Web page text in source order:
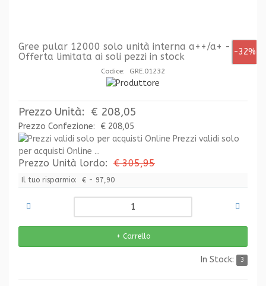
-32%
Gree pular 12000 solo unità interna a++/a+ -
Offerta limitata ai soli pezzi in stock
Codice: GRE.01232
Prezzo Unità: € 208,05
Prezzo Confezione:
€ 208,05
Prezzi validi solo
per acquisti Online ...
Prezzo Unità lordo: € 305,95
Il tuo risparmio: € - 97,90
In Stock: 3